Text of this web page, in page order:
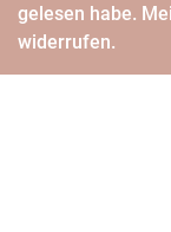
gelesen habe.
widerrufen.